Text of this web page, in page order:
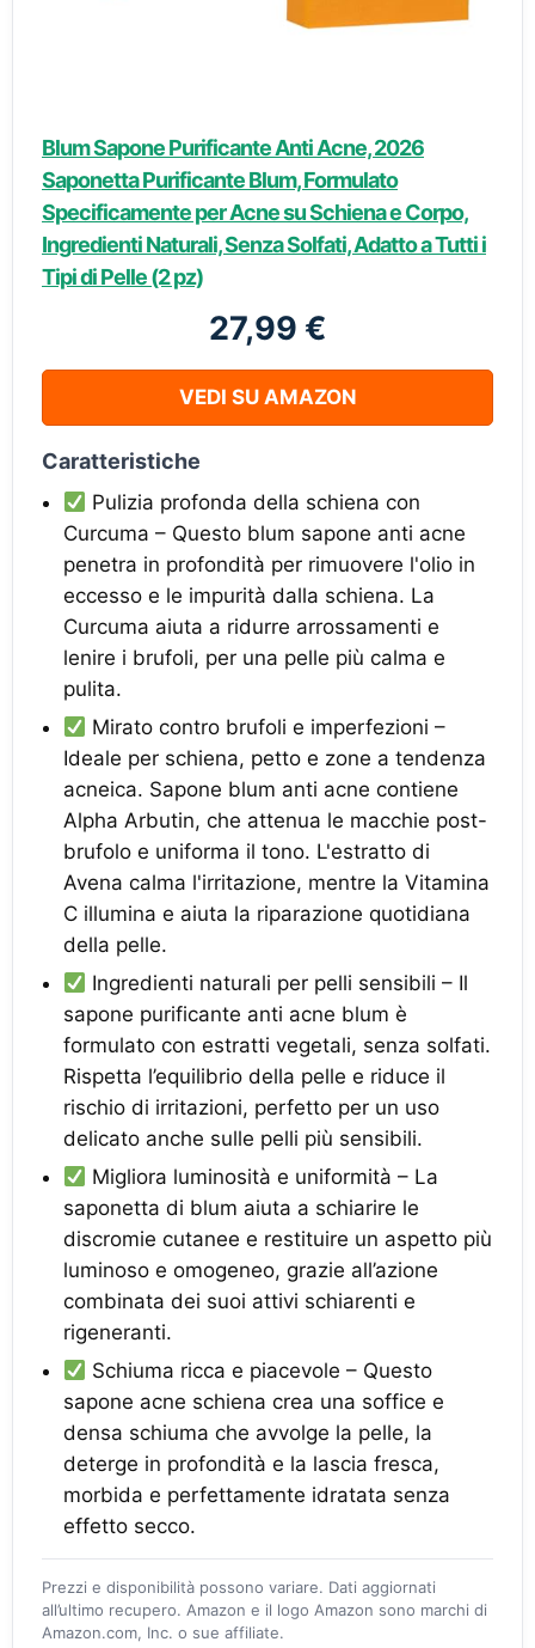
Blum Sapone Purificante Anti Acne, 2026
Saponetta Purificante Blum, Formulato
Specificamente per Acne su Schiena e Corpo,
Ingredienti Naturali, Senza Solfati, Adatto a Tutti i
Tipi di Pelle (2 pz)
27,99 €
VEDI SU AMAZON
Caratteristiche
Pulizia profonda della schiena con
Curcuma – Questo blum sapone anti acne
penetra in profondità per rimuovere l'olio in
eccesso e le impurità dalla schiena. La
Curcuma aiuta a ridurre arrossamenti e
lenire i brufoli, per una pelle più calma e
pulita.
Mirato contro brufoli e imperfezioni –
Ideale per schiena, petto e zone a tendenza
acneica. Sapone blum anti acne contiene
Alpha Arbutin, che attenua le macchie post-
brufolo e uniforma il tono. L'estratto di
Avena calma l'irritazione, mentre la Vitamina
C illumina e aiuta la riparazione quotidiana
della pelle.
Ingredienti naturali per pelli sensibili – Il
sapone purificante anti acne blum è
formulato con estratti vegetali, senza solfati.
Rispetta l’equilibrio della pelle e riduce il
rischio di irritazioni, perfetto per un uso
delicato anche sulle pelli più sensibili.
Migliora luminosità e uniformità – La
saponetta di blum aiuta a schiarire le
discromie cutanee e restituire un aspetto più
luminoso e omogeneo, grazie all’azione
combinata dei suoi attivi schiarenti e
rigeneranti.
Schiuma ricca e piacevole – Questo
sapone acne schiena crea una soffice e
densa schiuma che avvolge la pelle, la
deterge in profondità e la lascia fresca,
morbida e perfettamente idratata senza
effetto secco.
Prezzi e disponibilità possono variare. Dati aggiornati
all’ultimo recupero. Amazon e il logo Amazon sono marchi di
Amazon.com, Inc. o sue affiliate.